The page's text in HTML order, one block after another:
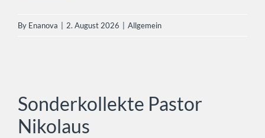
By Enanova 2. August 2026 Allgemein
Sonderkollekte Pastor
Nikolaus